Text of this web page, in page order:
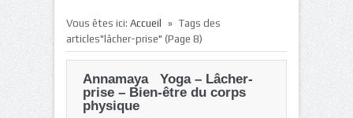
Vous êtes ici: Accueil » Tags des
articles"lâcher-prise" (Page 8)
Annamaya Yoga – Lâcher-
prise – Bien-être du corps
physique